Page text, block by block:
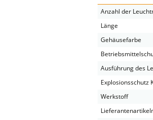
Anzahl der
Länge
Gehäusefarbe
Ausführung des
Explosionsschutz
Werkstoff